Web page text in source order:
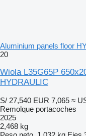
Aluminium panels floor
20
Wiola L35G65P
HYDRAULIC
S/ 27,540 EUR 7,065 ≈
Remolque portacoches
2025
2,468 kg